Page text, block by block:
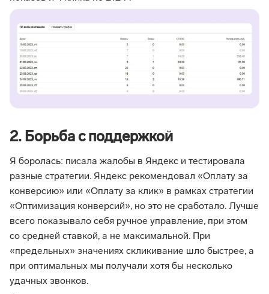
2. Борьба с поддержкой
Я боролась: писала жалобы в Яндекс и тестировала
разные стратегии. Яндекс рекомендовал «Оплату за
конверсию» или «Оплату за клик» в рамках стратегии
«Оптимизация конверсий», но это не сработало. Лучше
всего показывало себя ручное управление, при этом
со средней ставкой, а не максимальной. При
«предельных‎‎»‎ значениях скликивание шло быстрее, а
при оптимальных мы получали хотя бы несколько
удачных звонков.